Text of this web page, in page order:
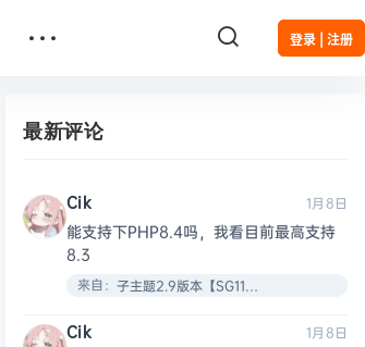
登录 | 注册
…
最新评论
Cik 1月8日
能支持下PHP8.4吗，我看目前最高支持
8.3
来自： 子主题2.9版本【SG11插件安装教程】
Cik 1月8日